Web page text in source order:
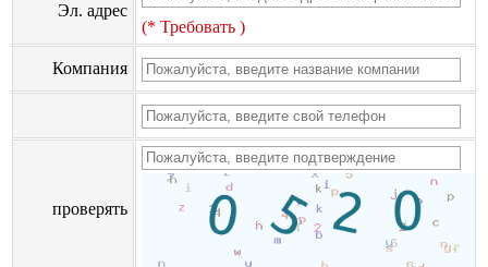
Эл. адрес
(* Требовать )
Компания
проверять